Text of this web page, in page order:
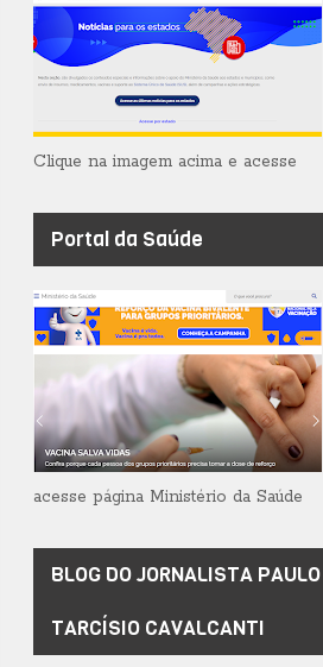
Clique na imagem acima e acesse
Portal da Saúde
acesse página Ministério da Saúde
BLOG DO JORNALISTA PAULO
TARCÍSIO CAVALCANTI